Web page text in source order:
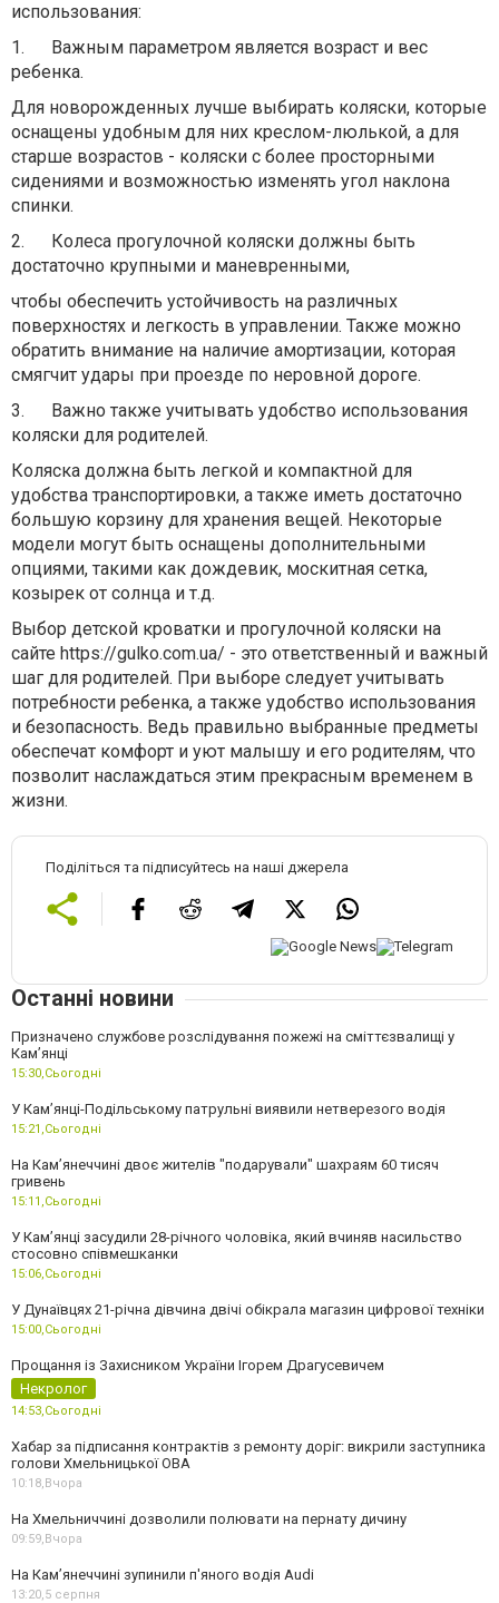
использования:
1.
Важным параметром является возраст и вес
ребенка.
Для новорожденных лучше выбирать коляски, которые
оснащены удобным для них креслом-люлькой, а для
старше возрастов - коляски с более просторными
сидениями и возможностью изменять угол наклона
спинки.
2.
Колеса прогулочной коляски должны быть
достаточно крупными и маневренными,
чтобы обеспечить устойчивость на различных
поверхностях и легкость в управлении. Также можно
обратить внимание на наличие амортизации, которая
смягчит удары при проезде по неровной дороге.
3.
Важно также учитывать удобство использования
коляски для родителей.
Коляска должна быть легкой и компактной для
удобства транспортировки, а также иметь достаточно
большую корзину для хранения вещей. Некоторые
модели могут быть оснащены дополнительными
опциями, такими как дождевик, москитная сетка,
козырек от солнца и т.д.
Выбор детской кроватки и прогулочной коляски на
сайте https://gulko.com.ua/ - это ответственный и важный
шаг для родителей. При выборе следует учитывать
потребности ребенка, а также удобство использования
и безопасность. Ведь правильно выбранные предметы
обеспечат комфорт и уют малышу и его родителям, что
позволит наслаждаться этим прекрасным временем в
жизни.
Поділіться та підписуйтесь на наші джерела
Останні новини
Призначено службове розслідування пожежі на сміттєзвалищі у
Кам’янці
15:30,Сьогодні
У Кам’янці-Подільському патрульні виявили нетверезого водія
15:21,Сьогодні
На Камʼянеччині двоє жителів "подарували" шахраям 60 тисяч
гривень
15:11,Сьогодні
У Камʼянці засудили 28-річного чоловіка, який вчиняв насильство
стосовно співмешканки
15:06,Сьогодні
У Дунаївцях 21-річна дівчина двічі обікрала магазин цифрової техніки
15:00,Сьогодні
Прощання із Захисником України Ігорем Драгусевичем
Некролог
14:53,Сьогодні
Хабар за підписання контрактів з ремонту доріг: викрили заступника
голови Хмельницької ОВА
10:18,Вчора
На Хмельниччині дозволили полювати на пернату дичину
09:59,Вчора
На Камʼянеччині зупинили п'яного водія Audi
13:20,5 серпня